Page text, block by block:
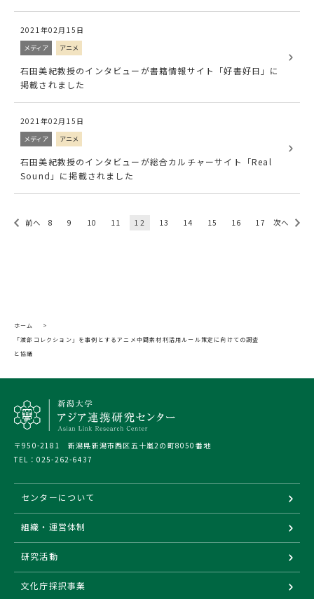
2021年02月15日
メディア アニメ
石田美紀教授のインタビューが書籍情報サイト「好書好日」に
掲載されました
2021年02月15日
メディア アニメ
石田美紀教授のインタビューが総合カルチャーサイト「Real
Sound」に掲載されました
前へ 8 9 10 11 12 13 14 15 16 17 次へ
ホーム
>
「渡部コレクション」を事例とするアニメ中間素材利活用ルール策定に向けての調査
と協議
〒950-2181 新潟県新潟市西区五十嵐2の町8050番地
TEL： 025-262-6437
センターについて
組織・運営体制
研究活動
文化庁採択事業